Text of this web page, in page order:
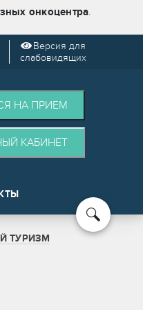
онкоцентра.
Версия для
слабовидящих
НА ПРИЕМ
КАБИНЕТ
ТУРИЗМ